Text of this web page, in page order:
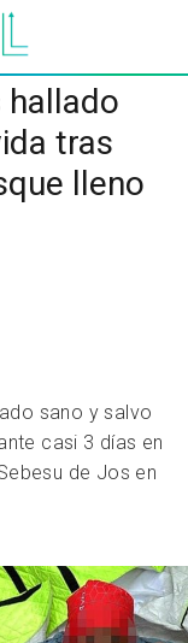
hallado
tras
lleno
sano y salvo
casi 3 días en
de Jos en